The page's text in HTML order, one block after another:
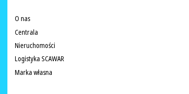
O nas
Centrala
Nieruchomości
Logistyka SCAWAR
Marka własna